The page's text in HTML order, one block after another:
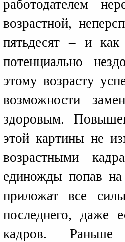
работодателем
возрастной,
пятьдесят – и
потенциально
этому возрасту
возможности
здоровым.
этой картины не
возрастными
единожды попав
приложат все
последнего, даже
кадров. Раньше